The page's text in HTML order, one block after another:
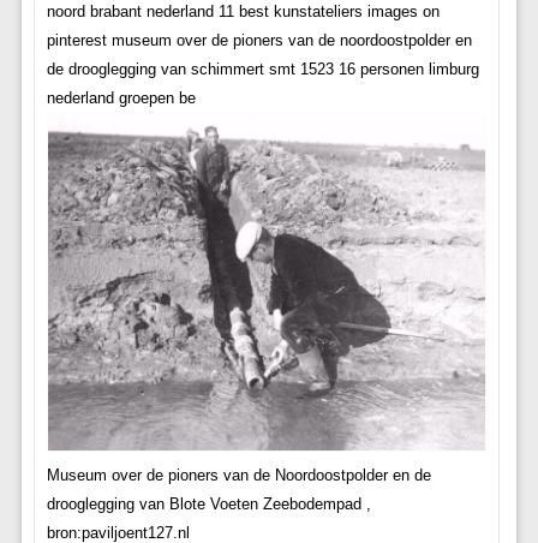
noord brabant nederland 11 best kunstateliers images on
pinterest museum over de pioners van de noordoostpolder en
de drooglegging van schimmert smt 1523 16 personen limburg
nederland groepen be
Museum over de pioners van de Noordoostpolder en de
drooglegging van Blote Voeten Zeebodempad ,
bron:paviljoent127.nl